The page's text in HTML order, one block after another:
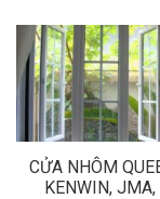
CỬA NHÔM
KENWIN,